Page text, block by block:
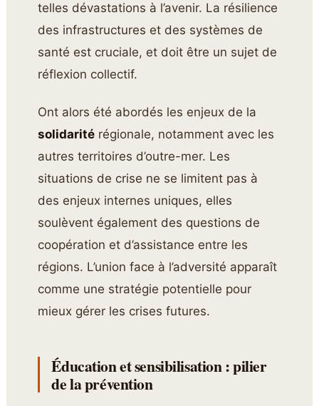
telles dévastations à l’avenir. La résilience
des infrastructures et des systèmes de
santé est cruciale, et doit être un sujet de
réflexion collectif.
Ont alors été abordés les enjeux de la
solidarité régionale, notamment avec les
autres territoires d’outre-mer. Les
situations de crise ne se limitent pas à
des enjeux internes uniques, elles
soulèvent également des questions de
coopération et d’assistance entre les
régions. L’union face à l’adversité apparaît
comme une stratégie potentielle pour
mieux gérer les crises futures.
Éducation et sensibilisation : pilier
de la prévention